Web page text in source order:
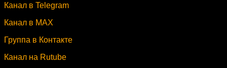
Канал в Telegram
Канал в MAX
Группа в Контакте
Канал на Rutube